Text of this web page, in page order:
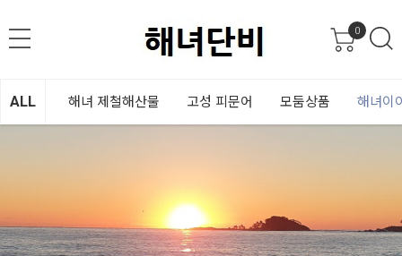
0
ALL 해녀 제철해산물 고성 피문어 모둠상품 해녀이